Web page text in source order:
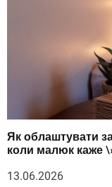
Як облаштувати
коли малюк каже
13.06.2026